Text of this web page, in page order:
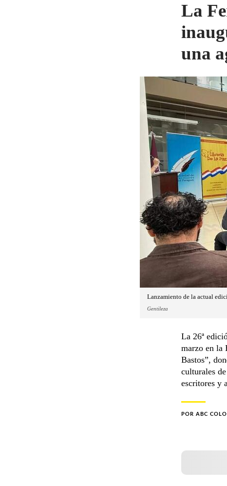
La
una
Lanzamiento de la actual
Gentileza
La 26ª
marzo en la
Bastos”,
culturales
escritores y
POR ABC